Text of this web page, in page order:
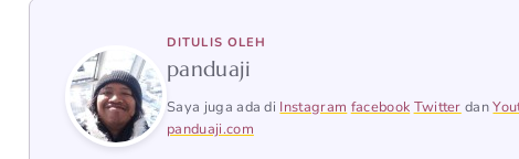
DITULIS OLEH
panduaji
Saya juga ada di Instagram facebook Twitter dan
panduaji.com